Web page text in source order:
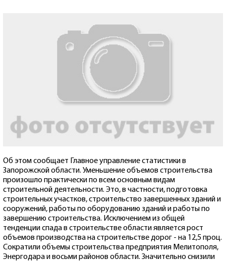
Об этом сообщает Главное управление статистики в
Запорожской области. Уменьшение объемов строительства
произошло практически по всем основным видам
строительной деятельности. Это, в частности, подготовка
строительных участков, строительство завершенных зданий и
сооружений, работы по оборудованию зданий и работы по
завершению строительства. Исключением из общей
тенденции спада в строительстве области является рост
объемов производства на строительстве дорог - на 12,5 проц.
Сократили объемы строительства предприятия Мелитополя,
Энергодара и восьми районов области. Значительно снизили